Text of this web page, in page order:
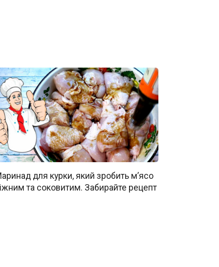
для курки, який зробить м’ясо
та соковитим. Забирайте рецепт